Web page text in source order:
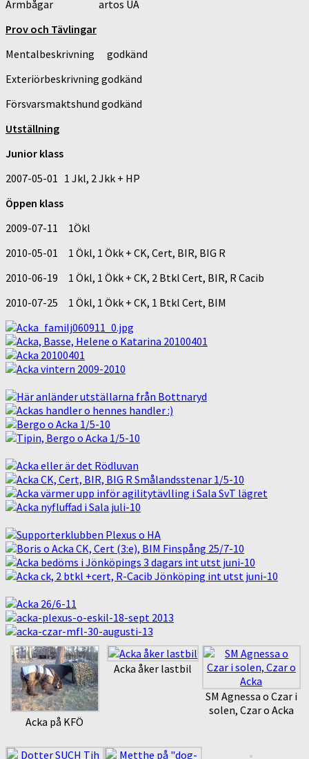
Armbågar artos UA
Prov och Tävlingar
Mentalbeskrivning godkänd
Exteriörbeskrivning godkänd
Försvarsmaktshund godkänd
Utställning
Junior klass
2007-05-01 1 Jkl, 2 Jkk + HP
Öppen klass
2009-07-11 1Ökl
2010-05-01 1 Ökl, 1 Ökk + CK, Cert, BIR, BIG R
2010-06-19 1 Ökl, 1 Ökk + CK, 2 Btkl Cert, BIR, R Cacib
2010-07-25 1 Ökl, 1 Ökk + CK, 1 Btkl Cert, BIM
Acka på KFÖ
Acka åker lastbil
SM Agnessa o Czar i
solen, Czar o Acka